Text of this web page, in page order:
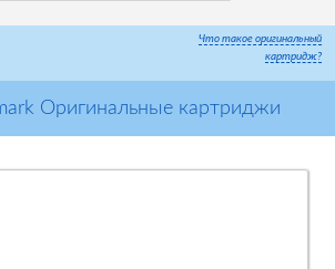
Что такое оригинальный
картридж?
Оригинальные картриджи